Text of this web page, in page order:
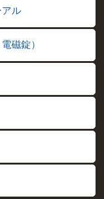
ル
磁錠）